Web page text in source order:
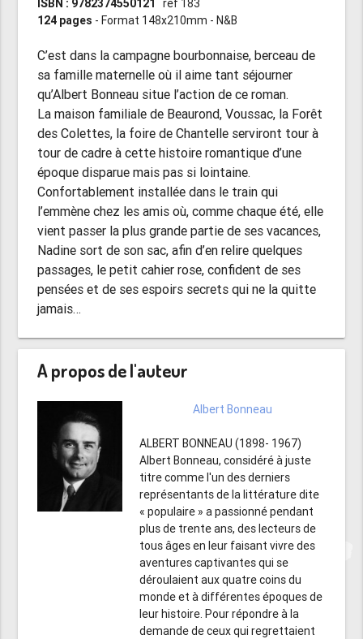
ISBN : 9782374550121
ref 183
124 pages - Format 148x210mm - N&B
C’est dans la campagne bourbonnaise, berceau de
sa famille maternelle où il aime tant séjourner
qu’Albert Bonneau situe l’action de ce roman.
La maison familiale de Beaurond, Voussac, la Forêt
des Colettes, la foire de Chantelle serviront tour à
tour de cadre à cette histoire romantique d’une
époque disparue mais pas si lointaine.
Confortablement installée dans le train qui
l’emmène chez les amis où, comme chaque été, elle
vient passer la plus grande partie de ses vacances,
Nadine sort de son sac, afin d’en relire quelques
passages, le petit cahier rose, confident de ses
pensées et de ses espoirs secrets qui ne la quitte
jamais…
A propos de l'auteur
Albert Bonneau
ALBERT BONNEAU (1898- 1967)
Albert Bonneau, considéré à juste
titre comme l'un des derniers
représentants de la littérature dite
« populaire » a passionné pendant
plus de trente ans, des lecteurs de
tous âges en leur faisant vivre des
aventures captivantes qui se
déroulaient aux quatre coins du
monde et à différentes époques de
leur histoire. Pour répondre à la
demande de ceux qui regrettaient